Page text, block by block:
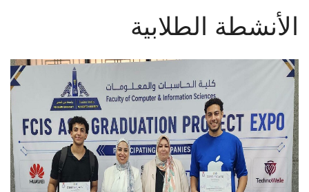
الأنظمة الذكية
تواصل معنا
الطلاب
الأنشطة الطلابية